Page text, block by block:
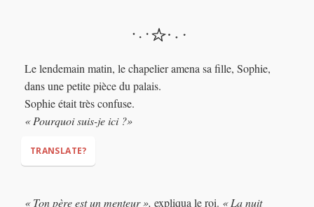
Le lendemain matin, le chapelier amena sa fille, Sophie,
dans une petite pièce du palais.
Sophie était très confuse.
« Pourquoi suis-je ici ?»
TRANSLATE?
« Ton père est un menteur », expliqua le roi. « La nuit